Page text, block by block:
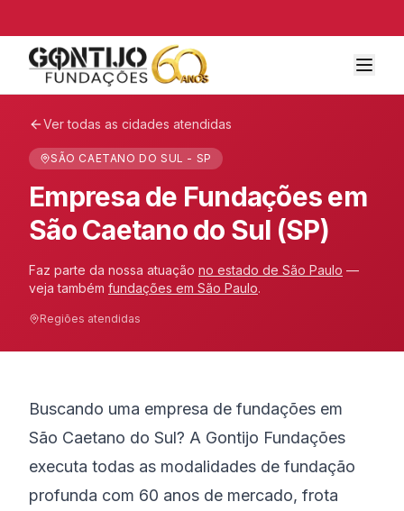
Ver todas as cidades atendidas
SÃO CAETANO DO SUL - SP
Empresa de Fundações em
São Caetano do Sul (SP)
Faz parte da nossa atuação no estado de São Paulo —
veja também fundações em São Paulo.
Regiões atendidas
Buscando uma empresa de fundações em
São Caetano do Sul? A Gontijo Fundações
executa todas as modalidades de fundação
profunda com 60 anos de mercado, frota